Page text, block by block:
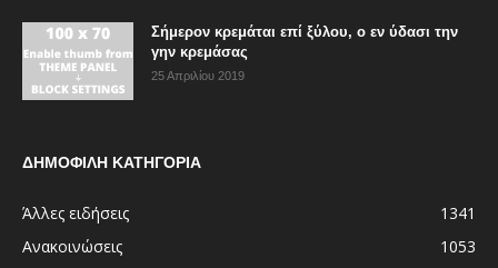
Σήμερον κρεμάται επί ξύλου, ο εν ύδασι την
γην κρεμάσας
25 Απριλίου 2019
ΔΗΜΟΦΙΛΗ ΚΑΤΗΓΟΡΙΑ
Άλλες ειδήσεις
1341
Ανακοινώσεις
1053